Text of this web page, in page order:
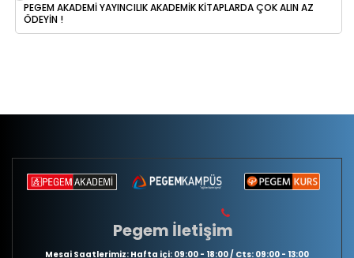
PEGEM AKADEMI YAYINCILIK AKADEMIK KITAPLARDA ÇOK ALIN AZ
ÖDEYIN !
Pegem İletişim
Mesai Saatlerimiz: Hafta içi: 09:00 - 18:00 / Cts: 09:00 - 13:00